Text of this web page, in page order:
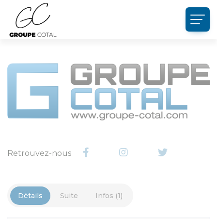
Retrouvez-nous
Détails Suite Infos (1)
Panneau de gestion des cookies